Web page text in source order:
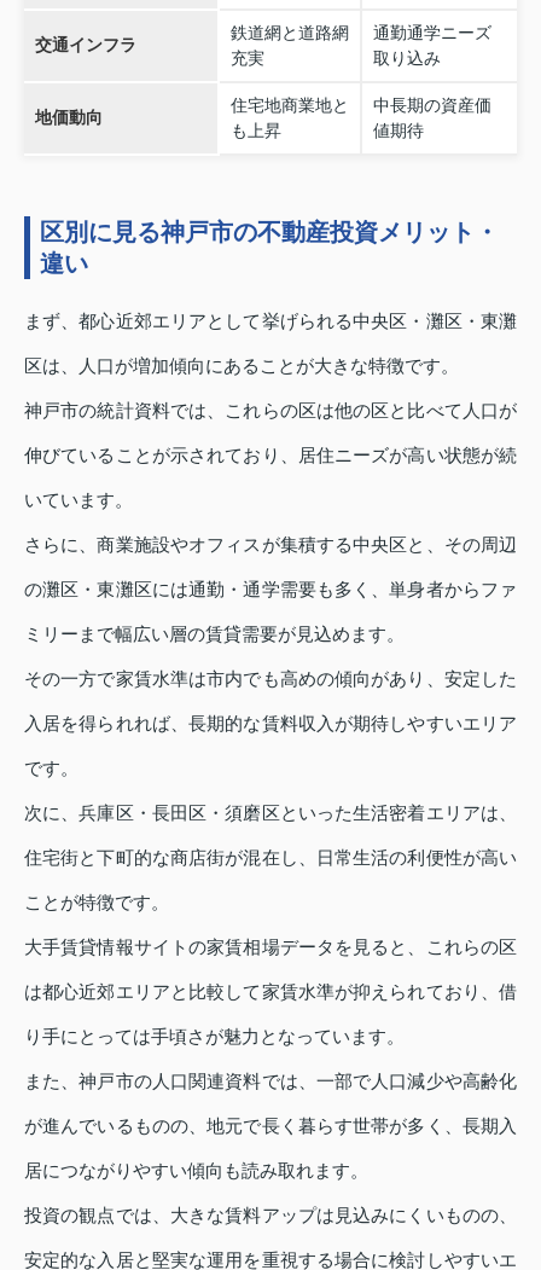
交通インフラ
鉄道網と道路網
充実
通勤通学ニーズ
取り込み
地価動向
住宅地商業地と
も上昇
中長期の資産価
値期待
区別に見る神戸市の不動産投資メリット・
違い
まず、都心近郊エリアとして挙げられる中央区・灘区・東灘
区は、人口が増加傾向にあることが大きな特徴です。
神戸市の統計資料では、これらの区は他の区と比べて人口が
伸びていることが示されており、居住ニーズが高い状態が続
いています。
さらに、商業施設やオフィスが集積する中央区と、その周辺
の灘区・東灘区には通勤・通学需要も多く、単身者からファ
ミリーまで幅広い層の賃貸需要が見込めます。
その一方で家賃水準は市内でも高めの傾向があり、安定した
入居を得られれば、長期的な賃料収入が期待しやすいエリア
です。
次に、兵庫区・長田区・須磨区といった生活密着エリアは、
住宅街と下町的な商店街が混在し、日常生活の利便性が高い
ことが特徴です。
大手賃貸情報サイトの家賃相場データを見ると、これらの区
は都心近郊エリアと比較して家賃水準が抑えられており、借
り手にとっては手頃さが魅力となっています。
また、神戸市の人口関連資料では、一部で人口減少や高齢化
が進んでいるものの、地元で長く暮らす世帯が多く、長期入
居につながりやすい傾向も読み取れます。
投資の観点では、大きな賃料アップは見込みにくいものの、
安定的な入居と堅実な運用を重視する場合に検討しやすいエ